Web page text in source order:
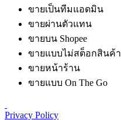
ขายเป็นทีมแอดมิน
ขายผ่านตัวแทน
ขายบน Shopee
ขายแบบไม่สต็อกสินค้า
ขายหน้าร้าน
ขายแบบ On The Go
Privacy Policy